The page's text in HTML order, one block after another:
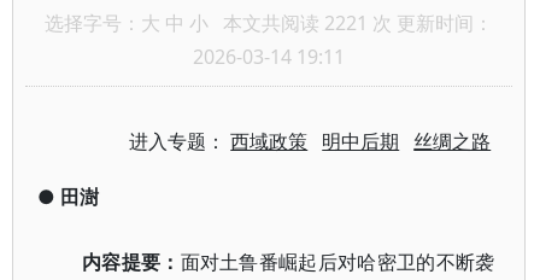
选择字号： 大 中 小 本文共阅读 2221 次 更新时间：
2026-03-14 19:11
进入专题：西域政策 明中后期 丝绸之路
● 田澍
内容提要： 面对土鲁番崛起后对哈密卫的不断袭